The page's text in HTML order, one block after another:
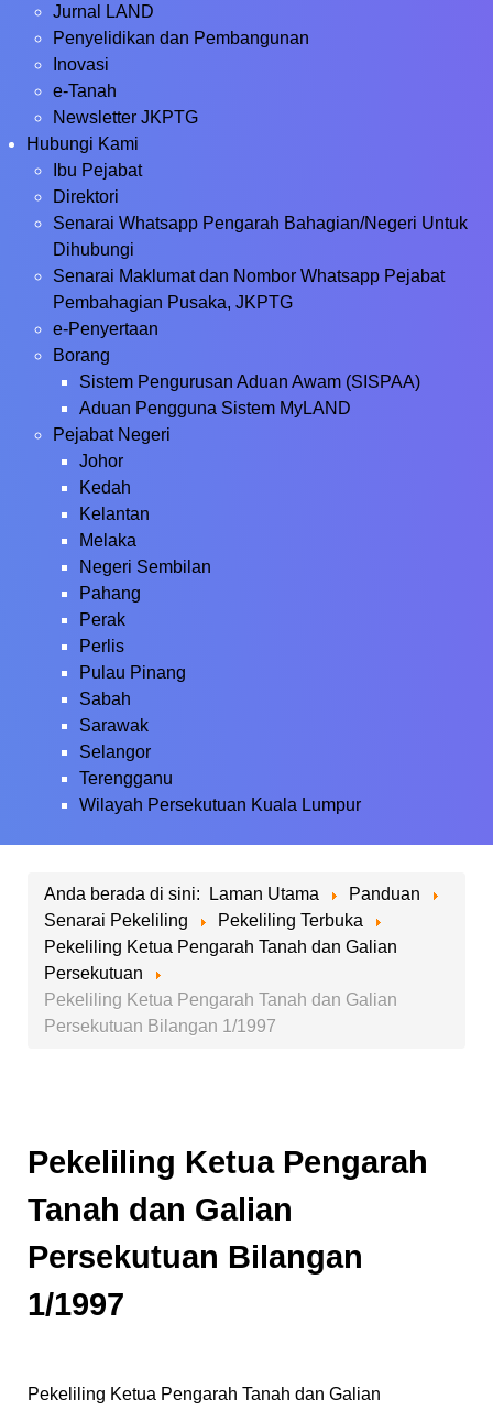
Jurnal LAND
Penyelidikan dan Pembangunan
Inovasi
e-Tanah
Newsletter JKPTG
Hubungi Kami
Ibu Pejabat
Direktori
Senarai Whatsapp Pengarah Bahagian/Negeri Untuk
Dihubungi
Senarai Maklumat dan Nombor Whatsapp Pejabat
Pembahagian Pusaka, JKPTG
e-Penyertaan
Borang
Sistem Pengurusan Aduan Awam (SISPAA)
Aduan Pengguna Sistem MyLAND
Pejabat Negeri
Johor
Kedah
Kelantan
Melaka
Negeri Sembilan
Pahang
Perak
Perlis
Pulau Pinang
Sabah
Sarawak
Selangor
Terengganu
Wilayah Persekutuan Kuala Lumpur
Anda berada di sini: Laman Utama
Panduan
Senarai Pekeliling
Pekeliling Terbuka
Pekeliling Ketua Pengarah Tanah dan Galian
Persekutuan
Pekeliling Ketua Pengarah Tanah dan Galian
Persekutuan Bilangan 1/1997
Pekeliling Ketua Pengarah
Tanah dan Galian
Persekutuan Bilangan
1/1997
Pekeliling Ketua Pengarah Tanah dan Galian